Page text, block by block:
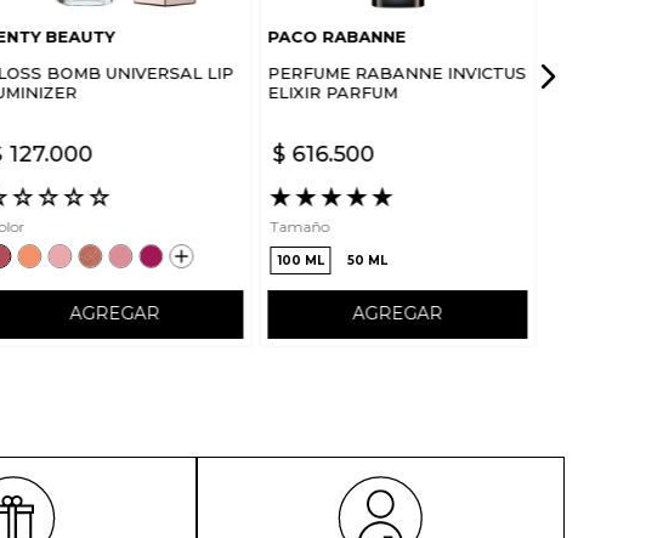
BEAUTY
BOMB UNIVERSAL LIP
127.000
☆☆☆☆
AGREGAR
PACO RABANNE
PERFUME RABANNE INVICTUS
ELIXIR PARFUM
$ 616.500
★★★★★
Tamaño
100 ML 50 ML
AGREGAR